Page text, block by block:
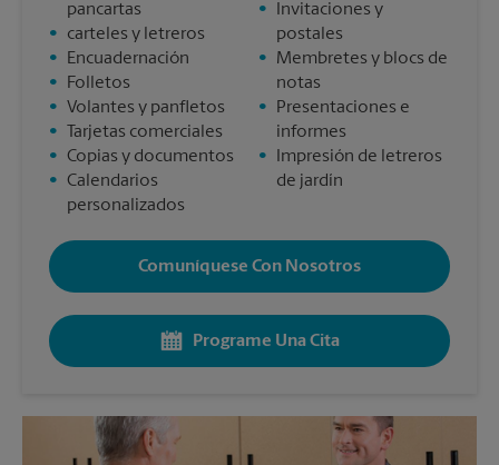
pancartas
•
carteles y letreros
•
Encuadernación
•
Folletos
•
Volantes y panfletos
•
Tarjetas comerciales
• Copias y documentos
• Calendarios
personalizados
•
Invitaciones y
postales
•
Membretes y blocs de
notas
•
Presentaciones e
informes
•
Impresión de letreros
de jardín
Comuníquese Con Nosotros
Programe Una Cita